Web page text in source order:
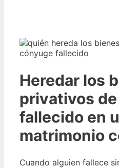
Heredar los
privativos
fallecido en
matrimonio
Cuando alguien fallece